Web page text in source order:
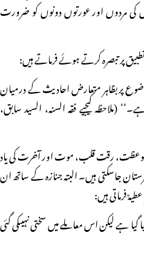
مردوں اور عورتوں دونوں کو ضرورت
پر تبصرہ کرتے ہوئے فرماتے ہیں:
پر بظاہر متعارض احادیث کے درمیان
کیجیے فقہ السنہ، السید سابق،
رقت قلب، موت اور آخرت کی یاد
جاسکتی ہیں۔ البتہ جنازہ کے ساتھ ان
فرماتی ہیں:
ہے لیکن اس معاملے میں سختی نہیںکی گئی